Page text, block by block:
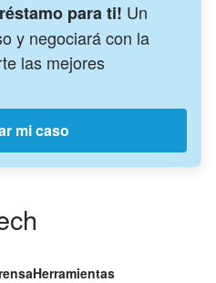
para ti! Un
y negociará con la
las mejores
mi caso
Herramientas